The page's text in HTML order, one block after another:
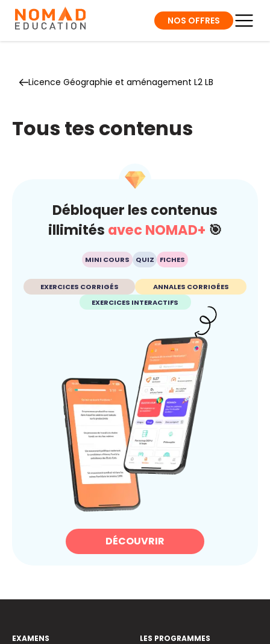
NOS OFFRES
Licence Géographie et aménagement L2 LB
Tous tes contenus
Débloquer les contenus
illimités avec NOMAD+ 🎯
MINI COURS QUIZ FICHES
EXERCICES CORRIGÉS
ANNALES CORRIGÉES
EXERCICES INTERACTIFS
DÉCOUVRIR
EXAMENS
LES PROGRAMMES